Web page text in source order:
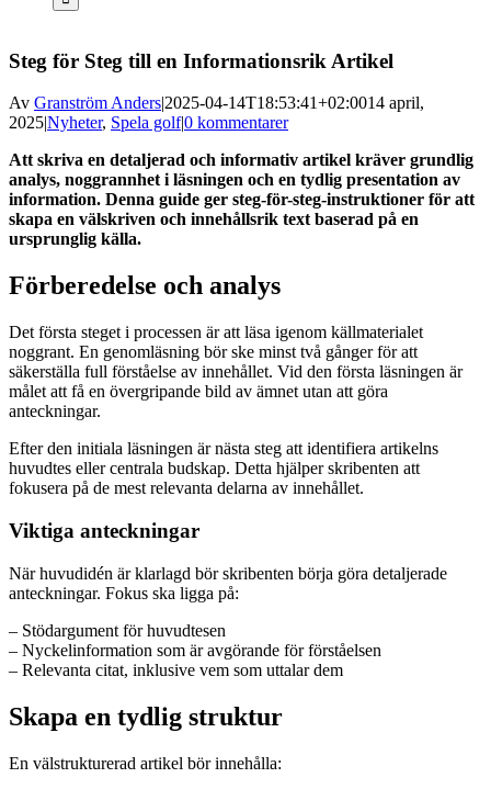
Steg för Steg till en Informationsrik Artikel
Av Granström Anders|2025-04-14T18:53:41+02:0014 april,
2025|Nyheter, Spela golf|0 kommentarer
Att skriva en detaljerad och informativ artikel kräver grundlig
analys, noggrannhet i läsningen och en tydlig presentation av
information. Denna guide ger steg-för-steg-instruktioner för att
skapa en välskriven och innehållsrik text baserad på en
ursprunglig källa.
Förberedelse och analys
Det första steget i processen är att läsa igenom källmaterialet
noggrant. En genomläsning bör ske minst två gånger för att
säkerställa full förståelse av innehållet. Vid den första läsningen är
målet att få en övergripande bild av ämnet utan att göra
anteckningar.
Efter den initiala läsningen är nästa steg att identifiera artikelns
huvudtes eller centrala budskap. Detta hjälper skribenten att
fokusera på de mest relevanta delarna av innehållet.
Viktiga anteckningar
När huvudidén är klarlagd bör skribenten börja göra detaljerade
anteckningar. Fokus ska ligga på:
– Stödargument för huvudtesen
– Nyckelinformation som är avgörande för förståelsen
– Relevanta citat, inklusive vem som uttalar dem
Skapa en tydlig struktur
En välstrukturerad artikel bör innehålla: